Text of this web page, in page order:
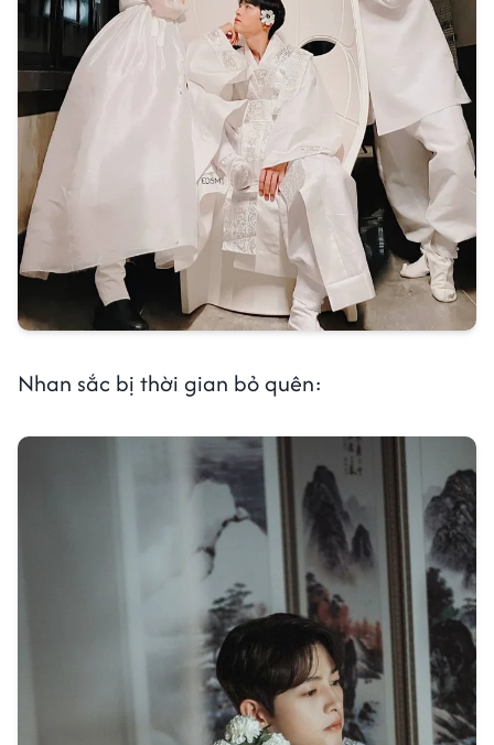
Nhan sắc bị thời gian bỏ quên: